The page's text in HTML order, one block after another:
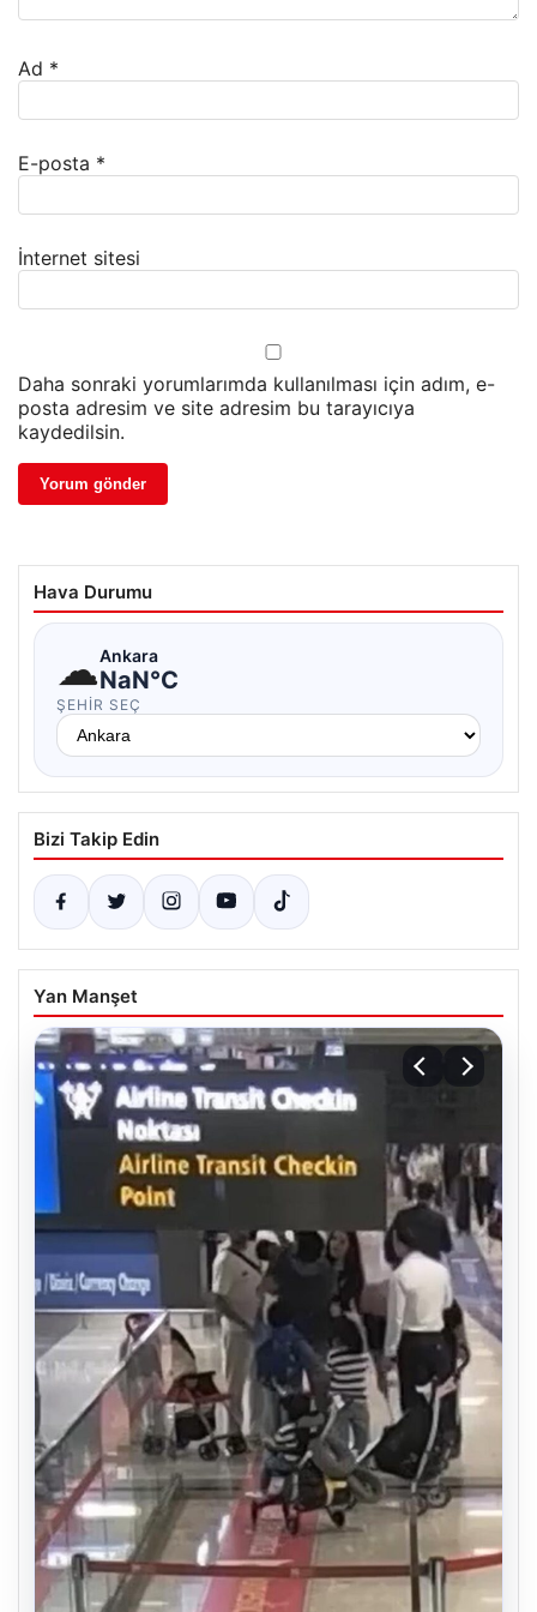
Ad *
E-posta *
İnternet sitesi
Daha sonraki yorumlarımda kullanılması için adım, e-
posta adresim ve site adresim bu tarayıcıya
kaydedilsin.
Hava Durumu
☁Ankara
NaN°C
ŞEHIR SEÇ
Bizi Takip Edin
Yan Manşet